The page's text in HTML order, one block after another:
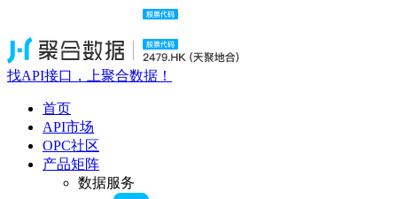
找API接口，上聚合数据！
首页
API市场
OPC社区
产品矩阵
数据服务